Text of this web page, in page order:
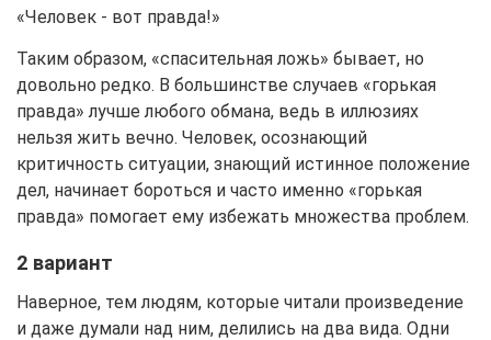
«Человек - вот правда!»
Таким образом, «спасительная ложь» бывает, но
довольно редко. В большинстве случаев «горькая
правда» лучше любого обмана, ведь в иллюзиях
нельзя жить вечно. Человек, осознающий
критичность ситуации, знающий истинное положение
дел, начинает бороться и часто именно «горькая
правда» помогает ему избежать множества проблем.
2 вариант
Наверное, тем людям, которые читали произведение
и даже думали над ним, делились на два вида. Одни